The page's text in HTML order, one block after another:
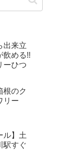
出来立
飲める!!
ーひつ
根のク
リー
ル】土
駅すぐ